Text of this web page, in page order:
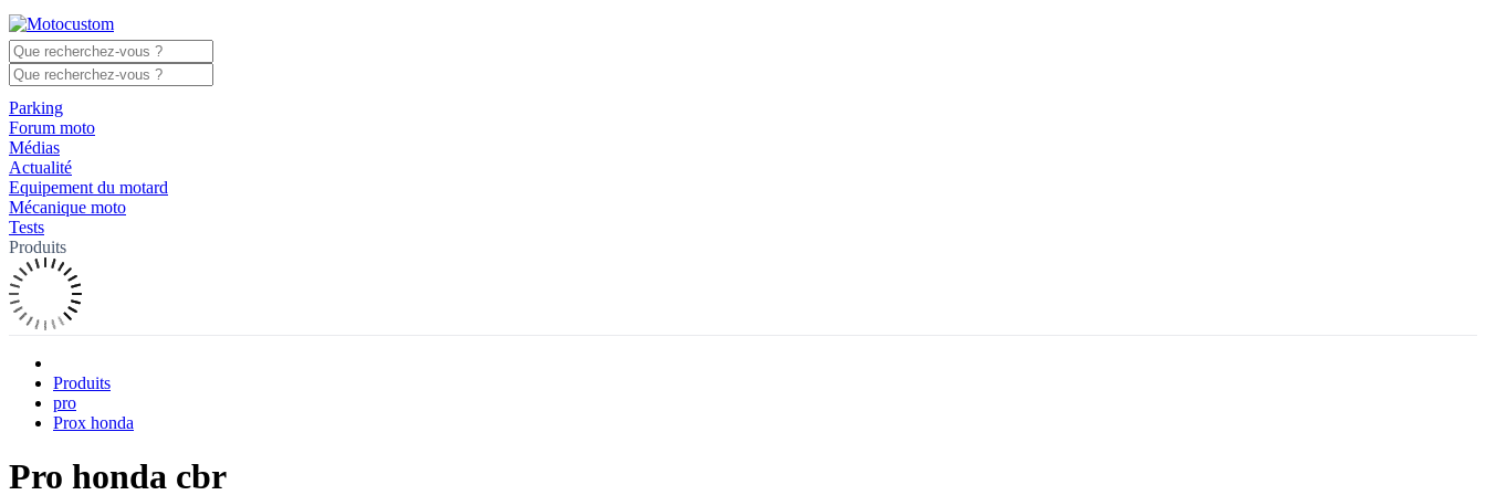
Parking
Forum moto
Médias
Actualité
Equipement du motard
Mécanique moto
Tests
Produits
Produits
pro
Prox honda
Pro honda cbr